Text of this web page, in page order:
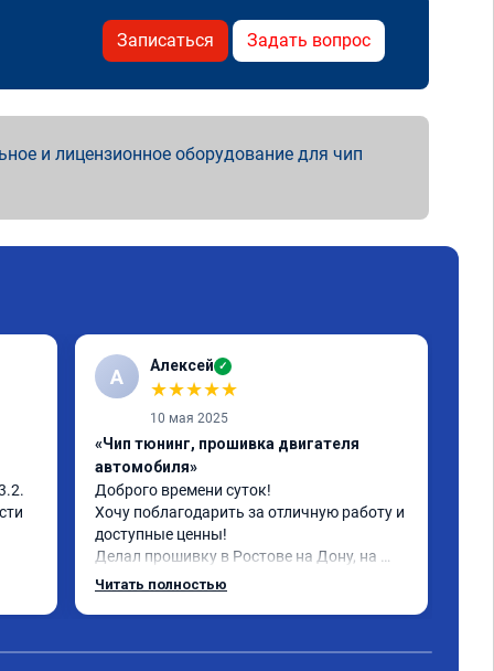
Записаться Задать вопрос
и лицензионное оборудование для чип
А Алексей ✓
★★★★★
10 мая 2025
«Чип тюнинг, прошивка двигателя
автомобиля»
Доброго времени суток!
Хочу поблагодарить за отличную работу и
доступные ценны!
Делал прошивку в Ростове на Дону, на
авто шевроле круз 1.8 (141 л.с)с акпп
Читать полностью